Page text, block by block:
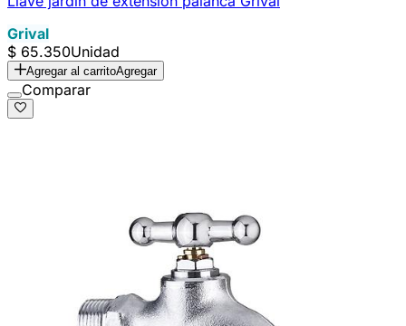
Grival
$ 65.350Unidad
Agregar al carritoAgregar
Comparar